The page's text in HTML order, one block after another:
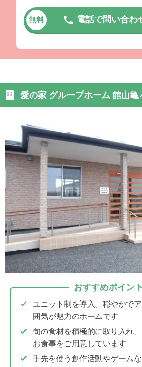
無料 電話で問い合わ
愛の家 グループホーム 館山亀
おすすめポイント
ユニット制を導入。穏やかで
囲気が魅力のホームです
旬の食材を積極的に取り入れ
お食事をご用意しています
手先を使う創作活動やゲーム